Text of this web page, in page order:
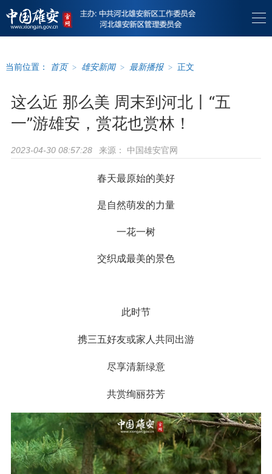
当前位置： 首页 > 雄安新闻 > 最新播报 > 正文
这么近 那么美 周末到河北丨“五
一”游雄安，赏花也赏林！
2023-04-30 08:57:28 来源： 中国雄安官网
春天最原始的美好
是自然萌发的力量
一花一树
交织成最美的景色
此时节
携三五好友或家人共同出游
尽享清新绿意
共赏绚丽芬芳